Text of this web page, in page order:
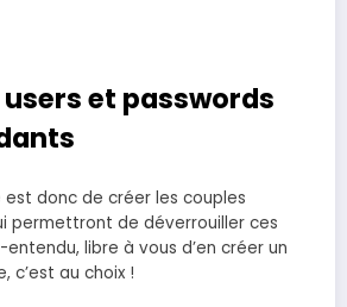
users et passwords
donc de créer les couples
permettront de déverrouiller ces
libre à vous d’en créer un
c’est au choix !